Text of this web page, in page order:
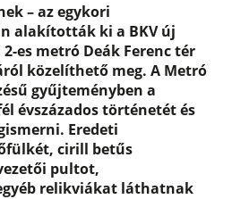
– az egykori
alakították ki a BKV új
es metró Deák Ferenc tér
közelíthető meg. A Metró
gyűjteményben a
évszázados történetét és
Eredeti
cirill betűs
pultot,
relikviákat láthatnak